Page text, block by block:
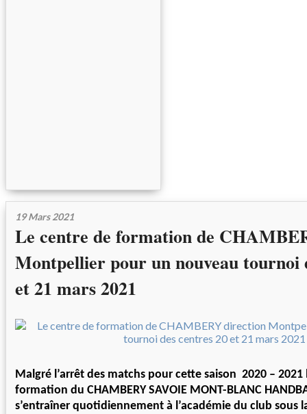
19 Mars 2021
Le centre de formation de
Montpellier pour un nouveau tournoi
et 21 mars 2021
Malgré l’arrêt des matchs pour cette saison 2020 – 2021
formation du CHAMBERY SAVOIE MONT-BLANC
s’entraîner quotidiennement à l’académie du club sous